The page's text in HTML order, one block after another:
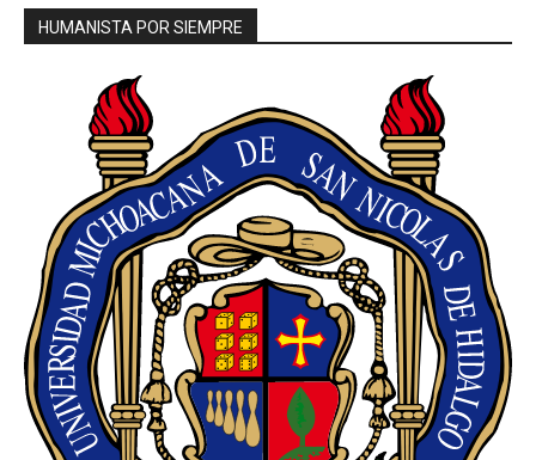
HUMANISTA POR SIEMPRE